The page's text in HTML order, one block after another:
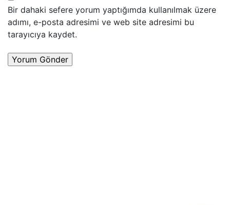
Bir dahaki sefere yorum yaptığımda kullanılmak üzere
adımı, e-posta adresimi ve web site adresimi bu
tarayıcıya kaydet.